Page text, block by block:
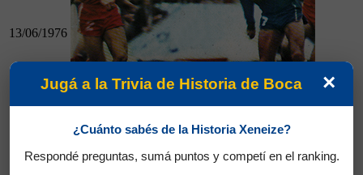
13/06/1976
13/06/1976
×
Jugá a la Trivia de Historia de Boca
¿Cuánto sabés de la Historia Xeneize?
Respondé preguntas, sumá puntos y competí en el ranking.